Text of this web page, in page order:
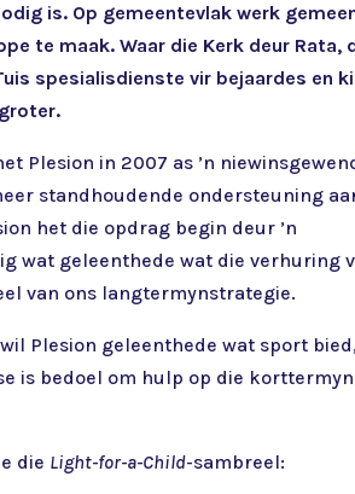
is. Op gemeentevlak werk
te maak. Waar die Kerk deur Rata,
spesialisdienste vir bejaardes en
Plesion in 2007 as ’n
standhoudende ondersteuning
het die opdrag begin deur ’n
wat geleenthede wat die verhuring
van ons langtermynstrategie.
Plesion geleenthede wat sport
is bedoel om hulp op die
die Light-for-a-Child-sambreel: